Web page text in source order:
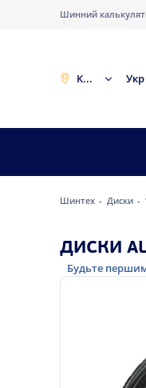
Шинний
Київ Укр
Шинтех Диски
ДИСКИ
Будьте